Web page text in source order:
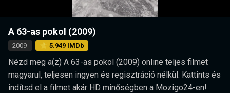
A 63-as pokol (2009)
2009 ⭐ 5.949 IMDb
Nézd meg a(z) A 63-as pokol (2009) online teljes filmet
magyarul, teljesen ingyen és regisztráció nélkül. Kattints és
indítsd el a filmet akár HD minőségben a Mozigo24-en!